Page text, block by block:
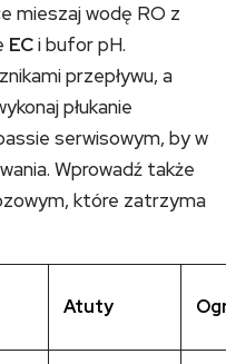
mieszaj wodę RO z
ECi bufor pH.
przepływu, a
płukanie
serwisowym, by w
Wprowadź także
które zatrzyma
Atuty